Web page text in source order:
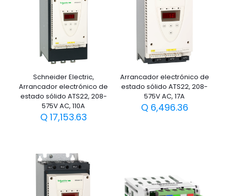
Schneider Electric,
Arrancador electrónico de
estado sólido ATS22, 208-
575V AC, 110A
Q17,153.63
Arrancador electrónico de
estado sólido ATS22, 208-
575V AC, 17A
Q6,496.36